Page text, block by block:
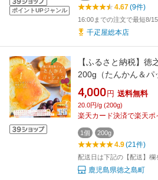
ポイントUPジャンル 4.67(9件)
16:00までの注文で最短8/
千疋屋総本店
【ふるさと納税】徳
200g（たんかん＆パ
フルーツ 果物 たん
島 美農里館 )
4,000 円 送料無料
20.0円/g (200g)
楽天カード決済で楽天ポ
1個 200g
4.9(21件)
配送日は下記の【配送】欄
鹿児島県徳之島町